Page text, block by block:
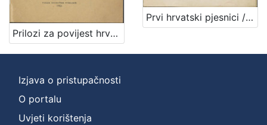
Prilozi za povijest hrvatske književnosti / priopćio Branko Drechsler
Prvi hrvatski pjesnici / napisao Branko Drechsler
Izjava o pristupačnosti
O portalu
Uvjeti korištenja